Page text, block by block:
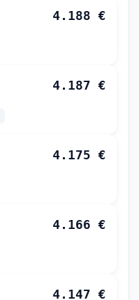
4.188 €
4.187 €
4.175 €
4.166 €
4.147 €